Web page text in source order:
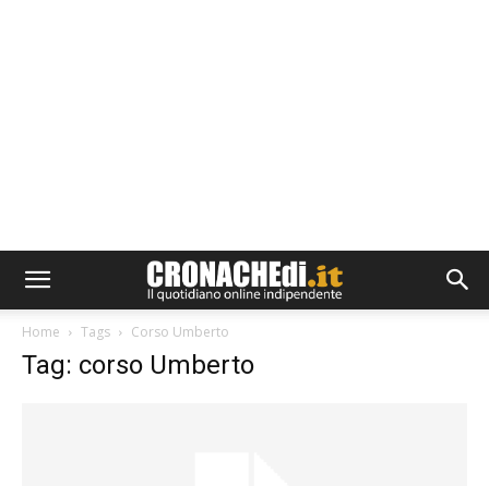
Home Tags Corso Umberto
Tag: corso Umberto